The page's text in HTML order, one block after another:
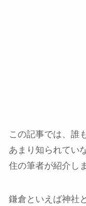
この記事では、誰
あまり知られてい
住の筆者が紹介し
鎌倉といえば神社